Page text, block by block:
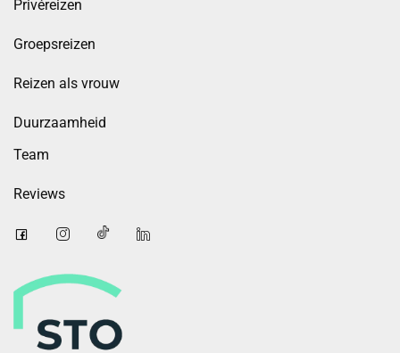
Privéreizen
Groepsreizen
Reizen als vrouw
Duurzaamheid
Team
Reviews